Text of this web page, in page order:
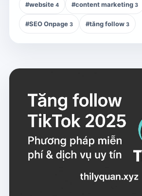
#website 4 #content marketing 3
#SEO Onpage 3 #tăng follow 3